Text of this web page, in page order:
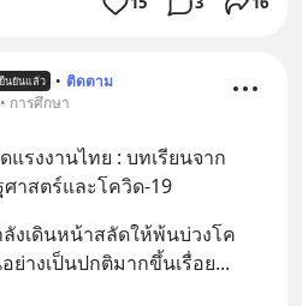
ยืนยันแล้ว • ติดตาม
การศึกษา
รงงานไทย : บทเรียนจาก
ศาสตร์และโควิด-19
งเดินหน้าสลัดให้พ้นบ่วงโค
ย่างเป็นปกติมากขึ้นเรื่อย...